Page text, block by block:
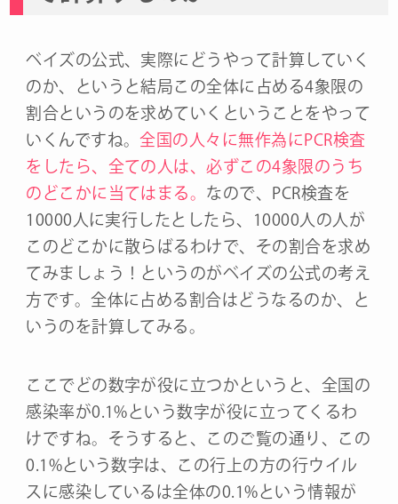
ベイズの公式、実際にどうやって計算していく
のか、というと結局この全体に占める4象限の
割合というのを求めていくということをやって
いくんですね。全国の人々に無作為にPCR検査
をしたら、全ての人は、必ずこの4象限のうち
のどこかに当てはまる。 なので、PCR検査を
10000人に実行したとしたら、10000人の人が
このどこかに散らばるわけで、その割合を求め
てみましょう！というのがベイズの公式の考え
方です。全体に占める割合はどうなるのか、と
いうのを計算してみる。
ここでどの数字が役に立つかというと、全国の
感染率が0.1%という数字が役に立ってくるわ
けですね。そうすると、このご覧の通り、この
0.1%という数字は、この行上の方の行ウイル
スに感染しているは全体の0.1%という情報が